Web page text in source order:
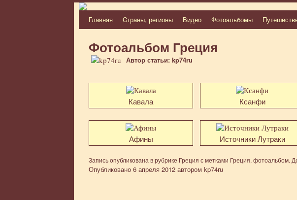
Перейти
содержимому
Главная Cтраны, регионы Видео Фотоальбомы
Фотоальбом Греция
Автор статьи: kp74ru
Кавала Ксанфи
Афины Источники Лутраки
Запись опубликована в рубрике Греция с метками Греция, фотоальбом.
Опубликовано 6 апреля 2012 автором kp74ru